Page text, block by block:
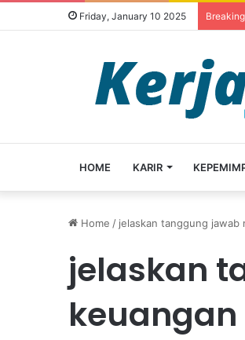
Friday, January 10 2025
HOME KARIR
Home / jelaskan tanggung jawab
jelaskan
keuangan